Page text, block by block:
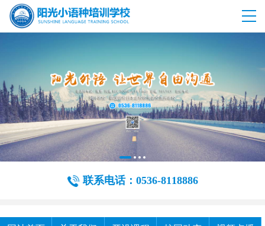
联系电话：0536-8118886